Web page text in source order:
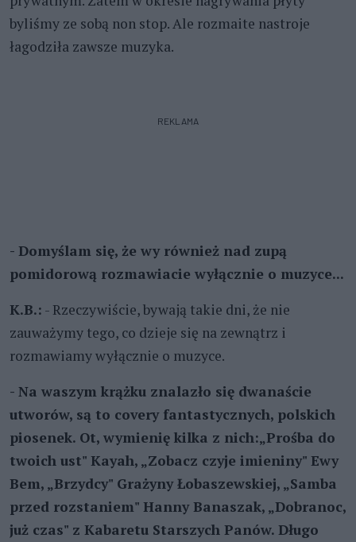
byliśmy ze sobą non stop. Ale rozmaite nastroje
łagodziła zawsze muzyka.
REKLAMA
- Domyślam się, że wy również nad zupą
pomidorową rozmawiacie wyłącznie o muzyce...
K.B.: - Rzeczywiście, bywają takie dni, że nie
zauważymy tego, co dzieje się na zewnątrz i
rozmawiamy wyłącznie o muzyce.
- Na waszym krążku znalazło się dwanaście
utworów, są to covery fantastycznych, polskich
piosenek. Ot, wymienię kilka z nich:„Prośba do
twoich ust" Kayah, „Zobacz czyje imieniny" Ewy
Bem, „Brzydcy" Grażyny Łobaszewskiej, „Samba
przed rozstaniem" Hanny Banaszak, „Dobranoc,
już czas" z Kabaretu Starszych Panów. Długo